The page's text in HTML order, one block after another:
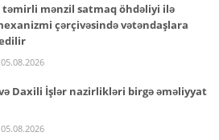
təmirli mənzil satmaq öhdəliyi ilə
çərçivəsində vətəndaşlara
Daxili İşlər nazirlikləri birgə əməliyyat